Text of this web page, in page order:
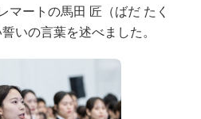
マートの馬田 匠（ばだ たく
いの言葉を述べました。